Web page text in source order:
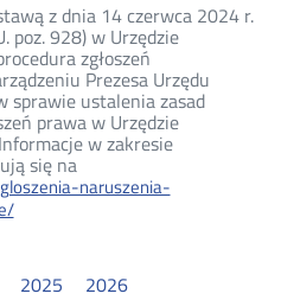
z dnia 14 czerwca 2024 r.
poz. 928) w Urzędzie
zgłoszeń
Prezesa Urzędu
sprawie ustalenia zasad
prawa w Urzędzie
w zakresie
się na
naruszenia-
2025
2026